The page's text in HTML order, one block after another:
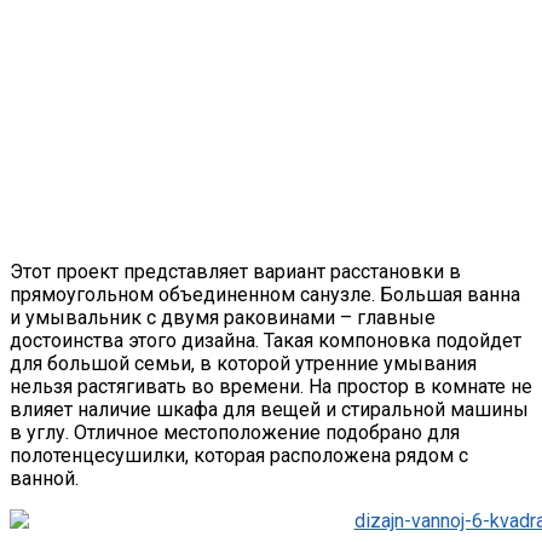
Этот проект представляет вариант расстановки в
прямоугольном объединенном санузле. Большая ванна
и умывальник с двумя раковинами – главные
достоинства этого дизайна. Такая компоновка подойдет
для большой семьи, в которой утренние умывания
нельзя растягивать во времени. На простор в комнате не
влияет наличие шкафа для вещей и стиральной машины
в углу. Отличное местоположение подобрано для
полотенцесушилки, которая расположена рядом с
ванной.